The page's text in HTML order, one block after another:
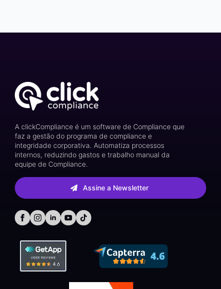
A clickCompliance é um software de Compliance que
faz a gestão do programa de compliance e
integridade corporativa. Automatiza processos
internos, reduzindo gastos e trabalho manual da
equipe de Compliance.
Assine a Newsletter